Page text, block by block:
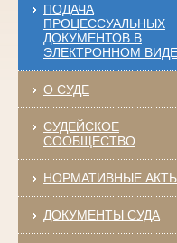
ПОДАЧА
ПРОЦЕССУАЛЬНЫХ
ДОКУМЕНТОВ В
ЭЛЕКТРОННОМ ВИДЕ
О СУДЕ
СУДЕЙСКОЕ
СООБЩЕСТВО
НОРМАТИВНЫЕ
ДОКУМЕНТЫ СУДА